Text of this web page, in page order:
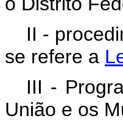
II -
se refere a
III -
União e os